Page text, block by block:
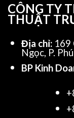
CÔNG TY
THUẬT
Địa chỉ: 169
Ngọc, P.
BP Kinh